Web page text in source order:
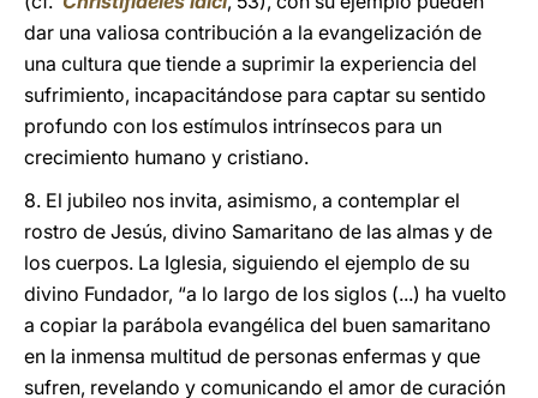
dar una valiosa contribución a la evangelización de
una cultura que tiende a suprimir la experiencia del
sufrimiento, incapacitándose para captar su sentido
profundo con los estímulos intrínsecos para un
crecimiento humano y cristiano.
8. El jubileo nos invita, asimismo, a contemplar el
rostro de Jesús, divino Samaritano de las almas y de
los cuerpos. La Iglesia, siguiendo el ejemplo de su
divino Fundador, “a lo largo de los siglos (...) ha vuelto
a copiar la parábola evangélica del buen samaritano
en la inmensa multitud de personas enfermas y que
sufren, revelando y comunicando el amor de curación